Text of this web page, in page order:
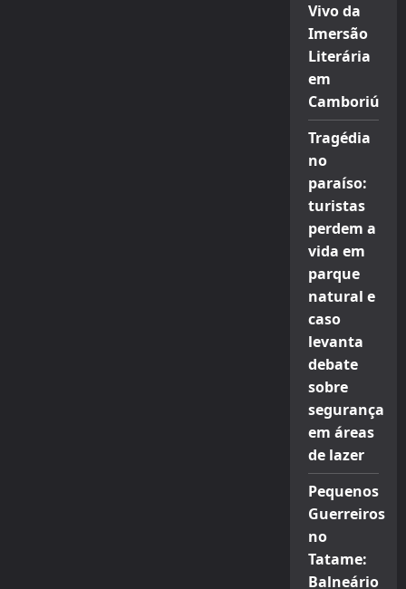
Vivo da
Imersão
Literária
em
Camboriú
Tragédia
no
paraíso:
turistas
perdem a
vida em
parque
natural e
caso
levanta
debate
sobre
segurança
em áreas
de lazer
Pequenos
Guerreiros
no
Tatame:
Balneário